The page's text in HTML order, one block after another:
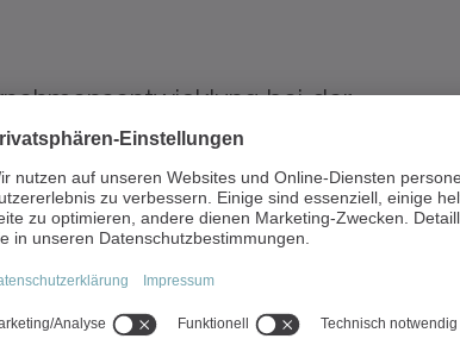
bei der
unterstützt die
Analyse von Märkten,
Rahmenbedingungen und
zukunftsweisende